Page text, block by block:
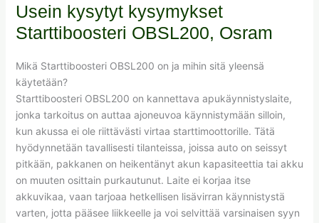
Usein kysytyt kysymykset
Starttiboosteri OBSL200, Osram
Mikä Starttiboosteri OBSL200 on ja mihin sitä yleensä
käytetään?
Starttiboosteri OBSL200 on kannettava apukäynnistyslaite,
jonka tarkoitus on auttaa ajoneuvoa käynnistymään silloin,
kun akussa ei ole riittävästi virtaa starttimoottorille. Tätä
hyödynnetään tavallisesti tilanteissa, joissa auto on seissyt
pitkään, pakkanen on heikentänyt akun kapasiteettia tai akku
on muuten osittain purkautunut. Laite ei korjaa itse
akkuvikaa, vaan tarjoaa hetkellisen lisävirran käynnistystä
varten, jotta pääsee liikkeelle ja voi selvittää varsinaisen syyn